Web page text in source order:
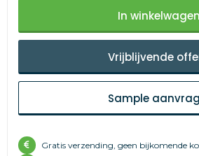
In winkelwagen
Vrijblijvende
Sample
Gratis verzending, geen bijkomende